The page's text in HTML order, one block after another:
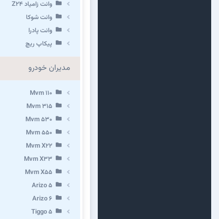
وانت زامیاد Z24
وانت شوکا
وانت پادرا
پیکاپ ریچ
مدیران خودرو
Mvm 110
Mvm 315
Mvm 530
Mvm 550
Mvm X22
Mvm X33
Mvm X55
Arizo 5
Arizo 6
Tiggo 5